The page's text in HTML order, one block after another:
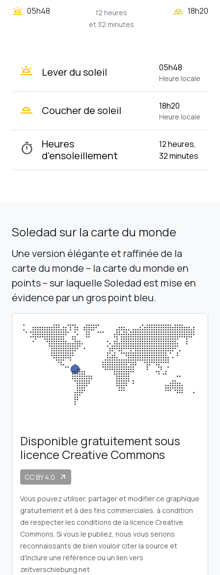
wb_twilight 05h48
12 heures
et 32 minutes
wb_twilight_2 18h20
wb_twilight Lever du soleil 05h48
Heure locale
wb_twilight_2 Coucher de soleil 18h20
Heure locale
timer
Heures
d'ensoleillement
12 heures,
32 minutes
Soledad sur la carte du monde
Une version élégante et raffinée de la
carte du monde – la carte du monde en
points – sur laquelle Soledad est mise en
évidence par un gros point bleu.
Disponible gratuitement sous
licence Creative Commons
CC BY 4.0 arrow_outward
Vous pouvez utiliser, partager et modifier ce graphique
gratuitement et à des fins commerciales, à condition
de respecter les conditions de la licence Creative
Commons. Si vous le publiez, nous vous serions
reconnaissants de bien vouloir citer la source et
d'inclure une référence ou un lien vers
zeitverschiebung.net